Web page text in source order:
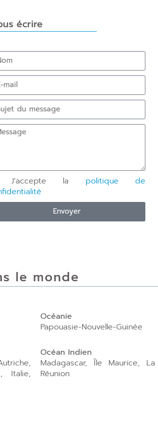
écrire
J'accepte la politique de
Envoyer
le monde
Italie,
Océanie
Papouasie-Nouvelle-Guinée
Océan Indien
Madagascar, Île Maurice, La
Réunion